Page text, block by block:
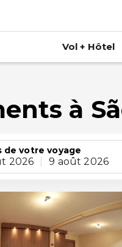
Vol + Hôtel
à
de votre voyage
2026 9 août 2026